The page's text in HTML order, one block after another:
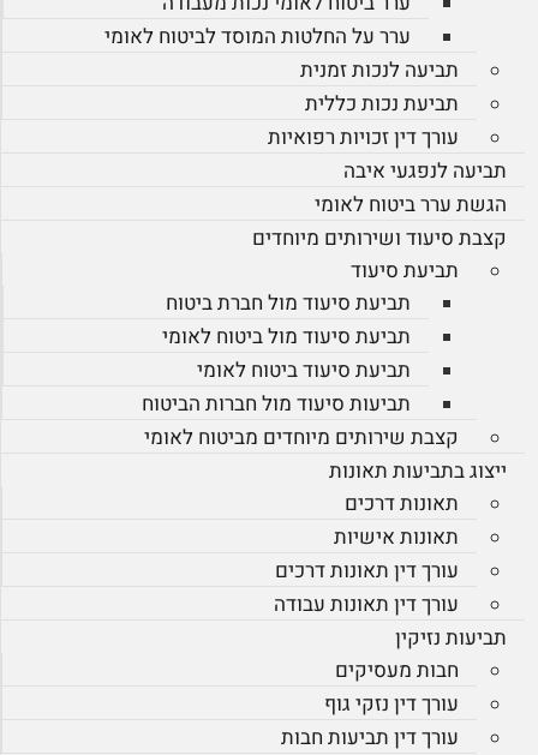
ערר על החלטות המוסד לביטוח לאומי
תביעה לנכות זמנית
תביעת נכות כללית
עורך דין זכויות רפואיות
תביעה לנפגעי איבה
הגשת ערר ביטוח לאומי
קצבת סיעוד ושירותים מיוחדים
תביעת סיעוד
תביעת סיעוד מול חברת ביטוח
תביעת סיעוד מול ביטוח לאומי
תביעת סיעוד ביטוח לאומי
תביעות סיעוד מול חברות הביטוח
קצבת שירותים מיוחדים מביטוח לאומי
ייצוג בתביעות תאונות
תאונות דרכים
תאונות אישיות
עורך דין תאונות דרכים
עורך דין תאונות עבודה
תביעות נזיקין
חבות מעסיקים
עורך דין נזקי גוף
עורך דין תביעות חבות